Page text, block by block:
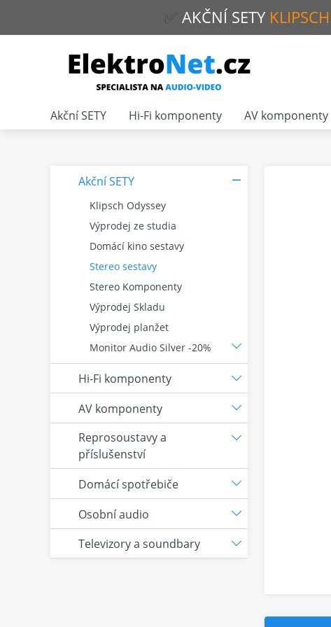
✅ AKČNÍ SETY KLIPSCH
Akční SETY
Klipsch Odyssey
Výprodej ze studia
Domácí kino sestavy
Stereo sestavy
Stereo Komponenty
Výprodej Skladu
Výprodej planžet
Monitor Audio Silver -20%
Hi-Fi komponenty
AV komponenty
Reprosoustavy a
příslušenství
Domácí spotřebiče
Osobní audio
Televizory a soundbary
Akční SETY Hi-Fi komponenty AV komponenty